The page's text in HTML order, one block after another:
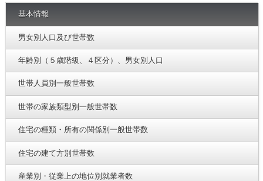
基本情報
男女別人口及び世帯数
年齢別（５歳階級、４区分）、男女別人口
世帯人員別一般世帯数
世帯の家族類型別一般世帯数
住宅の種類・所有の関係別一般世帯数
住宅の建て方別世帯数
産業別・従業上の地位別就業者数